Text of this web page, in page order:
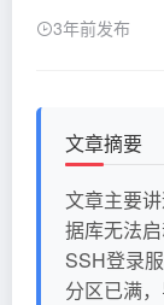
3年前发布
文章摘要
文章主要
据库无法
SSH登录
分区已满